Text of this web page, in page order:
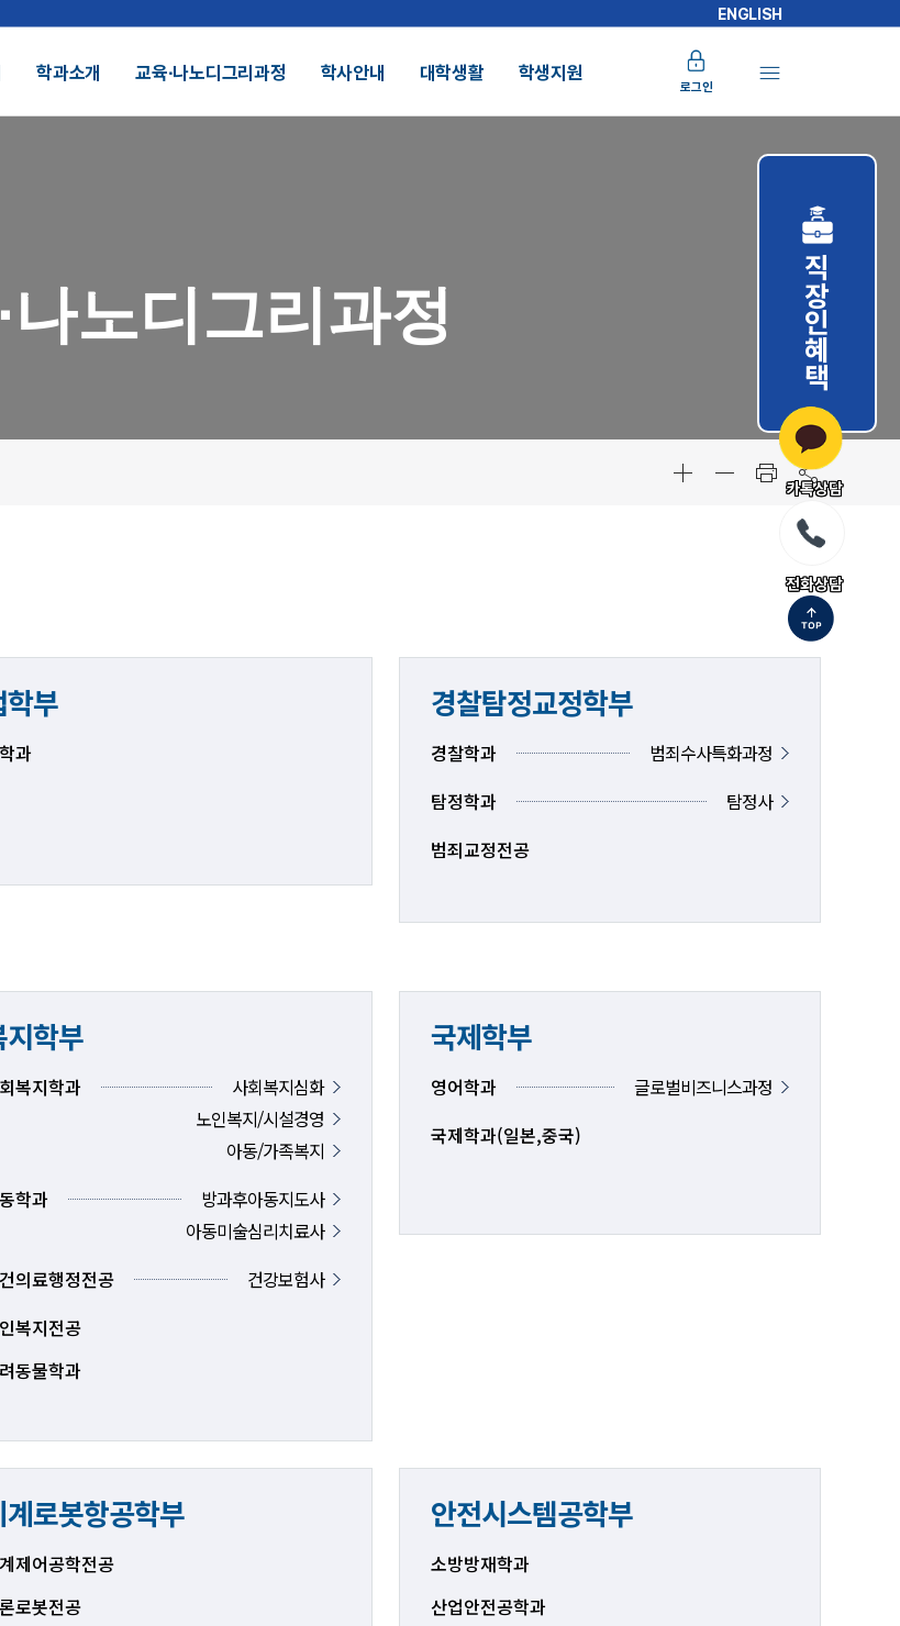
ENGLISH
정보공개전화번호안내찾아오시는길
학과소개 교육∙나노디그리과정 학사안내 대학생활 학생지원
로그인
직장인혜택
나노디그리과정
학부
과
경찰탐정교정학부
경찰학과
범죄수사특화과정
탐정학과
탐정사
범죄교정전공
지학부
복지학과
사회복지심화
노인복지/시설경영
아동/가족복지
학과
방과후아동지도사
아동미술심리치료사
의료행정전공
건강보험사
복지전공
동물학과
국제학부
영어학과
글로벌비즈니스과정
국제학과(일본,중국)
계로봇항공학부
제어공학전공
로봇전공
안전시스템공학부
소방방재학과
산업안전공학과
카톡상담
전화상담